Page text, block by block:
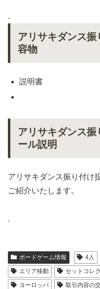
.
アリサキダンス
容物
説明書
アリサキダンス
ール説明
アリサキダンス振り付け
ご紹介いたします。
.
ボードゲーム情報 4人
エリア移動
セットコレ
ヨーロッパ
取引内容の